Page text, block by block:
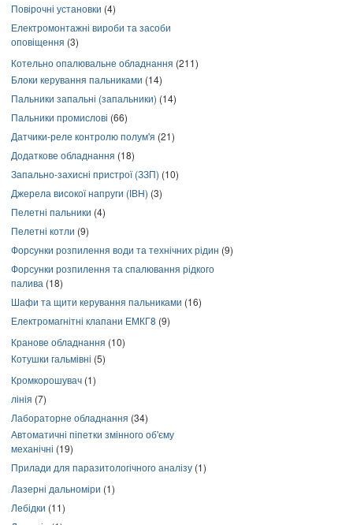
Повірочні установки (4)
Електромонтажні вироби та засоби
оповіщення (3)
Котельно опалювальне обладнання (211)
Блоки керування пальниками (14)
Пальники запальні (запальники) (14)
Пальники промислові (66)
Датчики-реле контролю полум'я (21)
Додаткове обладнання (18)
Запально-захисні пристрої (ЗЗП) (10)
Джерела високої напруги (ІВН) (3)
Пелетні пальники (4)
Пелетні котли (9)
Форсунки розпилення води та технічних рідин (9)
Форсунки розпилення та спалювання рідкого
палива (18)
Шафи та щити керування пальниками (16)
Електромагнітні клапани ЕМКГ8 (9)
Кранове обладнання (10)
Котушки гальмівні (5)
Кромкорошувач (1)
лінія (7)
Лабораторне обладнання (34)
Автоматичні піпетки змінного об'єму
механічні (19)
Прилади для паразитологічного аналізу (1)
Лазерні дальноміри (1)
Лебідки (11)